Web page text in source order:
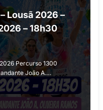
Lousã 2026 –
– 18h30
Percurso 1300
João A.…